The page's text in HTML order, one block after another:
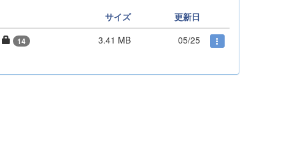
サイズ
更新日
14 3.41 MB 05/25